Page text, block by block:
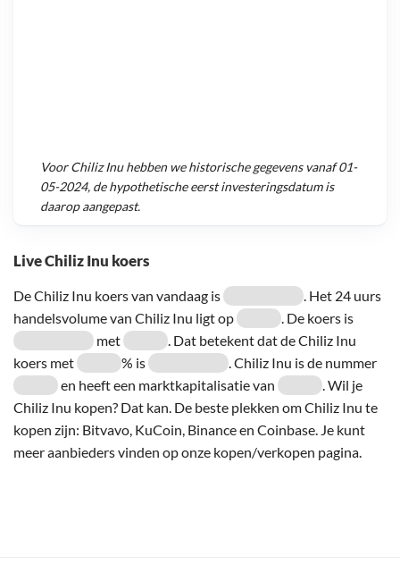
Live Chiliz Inu koers
De Chiliz Inu koers van vandaag is
. Het 24 uurs
handelsvolume van Chiliz Inu ligt op
. De koers is
met
. Dat betekent dat de Chiliz Inu
koers met
% is
. Chiliz Inu is de nummer
en heeft een marktkapitalisatie van
. Wil je
Chiliz Inu kopen? Dat kan. De beste plekken om Chiliz Inu te
kopen zijn: Bitvavo, KuCoin, Binance en Coinbase. Je kunt
meer aanbieders vinden op onze kopen/verkopen pagina.
VoorChiliz Inuhebben we historische gegevens vanaf01-
05-2024, de hypothetische eerst investeringsdatum is
daarop aangepast.